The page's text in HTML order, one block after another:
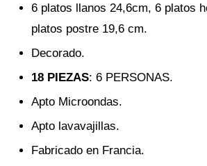
6 platos llanos 24,6cm, 6 platos
platos postre 19,6 cm.
Decorado.
18 PIEZAS: 6 PERSONAS.
Apto Microondas.
Apto lavavajillas.
Fabricado en Francia.